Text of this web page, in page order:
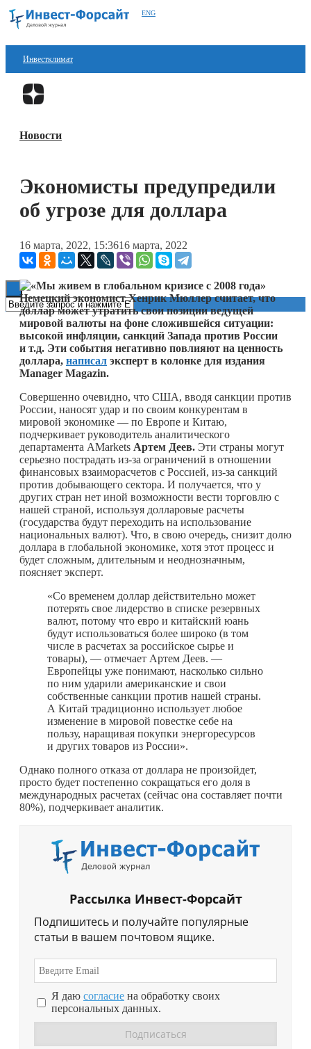
ENG
Инвестклимат
Финансы
Блокчейн
Книги
Новости
Экономисты предупредили
об угрозе для доллара
16 марта, 2022, 15:3616 марта, 2022
Немецкий экономист Хенрик Мюллер считает, что
доллар может утратить свои позиции ведущей
мировой валюты на фоне сложившейся ситуации:
высокой инфляции, санкций Запада против России
и т.д. Эти события негативно повлияют на ценность
доллара, написал эксперт в колонке для издания
Manager Magazin.
Совершенно очевидно, что США, вводя санкции против
России, наносят удар и по своим конкурентам в
мировой экономике — по Европе и Китаю,
подчеркивает руководитель аналитического
департамента AMarkets Артем Деев. Эти страны могут
серьезно пострадать из-за ограничений в отношении
финансовых взаиморасчетов с Россией, из-за санкций
против добывающего сектора. И получается, что у
других стран нет иной возможности вести торговлю с
нашей страной, используя долларовые расчеты
(государства будут переходить на использование
национальных валют). Что, в свою очередь, снизит долю
доллара в глобальной экономике, хотя этот процесс и
будет сложным, длительным и неоднозначным,
поясняет эксперт.
«Со временем доллар действительно может
потерять свое лидерство в списке резервных
валют, потому что евро и китайский юань
будут использоваться более широко (в том
числе в расчетах за российское сырье и
товары), — отмечает Артем Деев. —
Европейцы уже понимают, насколько сильно
по ним ударили американские и свои
собственные санкции против нашей страны.
А Китай традиционно использует любое
изменение в мировой повестке себе на
пользу, наращивая покупки энергоресурсов
и других товаров из России».
Однако полного отказа от доллара не произойдет,
просто будет постепенно сокращаться его доля в
международных расчетах (сейчас она составляет почти
80%), подчеркивает аналитик.
Рассылка Инвест-Форсайт
Подпишитесь и получайте популярные
статьи в вашем почтовом ящике.
Я даю согласие на обработку своих
персональных данных.